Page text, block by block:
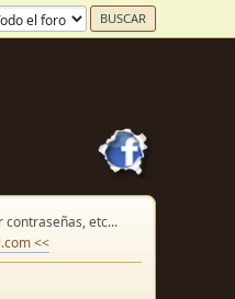
etc...
<<